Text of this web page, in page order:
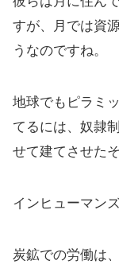
すが、月では資
うなのですね。
地球でもピラミ
てるには、奴隷
せて建てさせた
インヒューマン
炭鉱での労働は